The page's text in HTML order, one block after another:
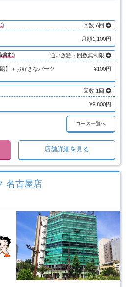
) 回数 6回
月額1,100円
含む) 通い放題・回数無制限
】＋お好きなパーツ
¥100円
回数 1回
¥9,800円
コース一覧へ
店舗詳細を見る
名古屋店